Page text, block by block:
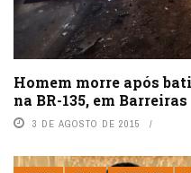
Homem morre após
na BR-135, em Barreiras
3 DE AGOSTO DE 2015